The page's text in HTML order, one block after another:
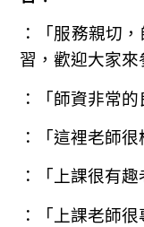
：「服務親切
習，歡迎大家來
：「師資非常
：「這裡老師很
：「上課很有
：「上課老師